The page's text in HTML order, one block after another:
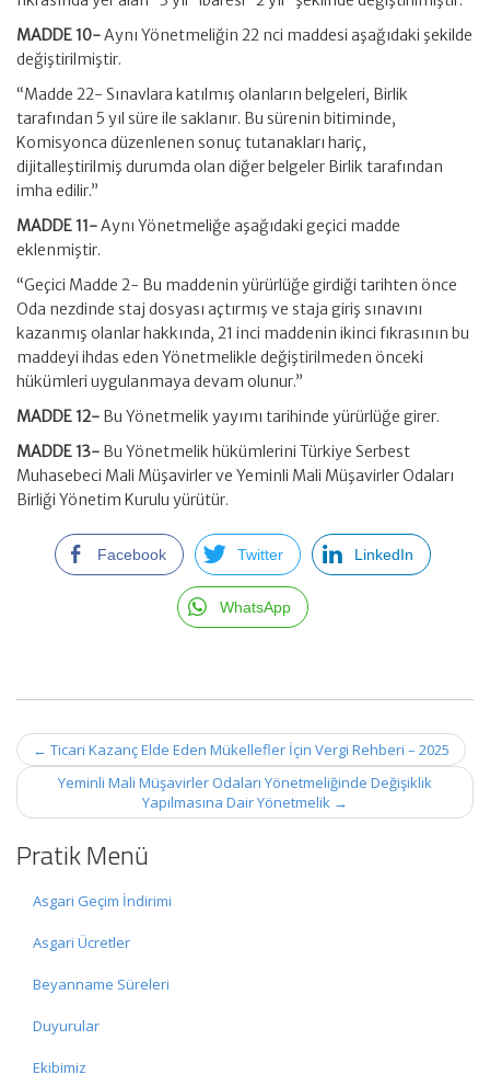
MADDE 10-Aynı Yönetmeliğin 22 nci maddesi aşağıdaki şekilde
değiştirilmiştir.
“Madde 22- Sınavlara katılmış olanların belgeleri, Birlik
tarafından 5 yıl süre ile saklanır. Bu sürenin bitiminde,
Komisyonca düzenlenen sonuç tutanakları hariç,
dijitalleştirilmiş durumda olan diğer belgeler Birlik tarafından
imha edilir.”
MADDE 11-Aynı Yönetmeliğe aşağıdaki geçici madde
eklenmiştir.
“Geçici Madde 2- Bu maddenin yürürlüğe girdiği tarihten önce
Oda nezdinde staj dosyası açtırmış ve staja giriş sınavını
kazanmış olanlar hakkında, 21 inci maddenin ikinci fıkrasının bu
maddeyi ihdas eden Yönetmelikle değiştirilmeden önceki
hükümleri uygulanmaya devam olunur.”
MADDE 12- Bu Yönetmelik yayımı tarihinde yürürlüğe girer.
MADDE 13- Bu Yönetmelik hükümlerini Türkiye Serbest
Muhasebeci Mali Müşavirler ve Yeminli Mali Müşavirler Odaları
Birliği Yönetim Kurulu yürütür.
Facebook Twitter LinkedIn
WhatsApp
Post
navigation
← Ticari Kazanç Elde Eden Mükellefler İçin Vergi Rehberi – 2025
Yeminli Mali Müşavirler Odaları Yönetmeliğinde Değişiklik
Yapılmasına Dair Yönetmelik →
Pratik Menü
Asgari Geçim İndirimi
Asgari Ücretler
Beyanname Süreleri
Duyurular
Ekibimiz